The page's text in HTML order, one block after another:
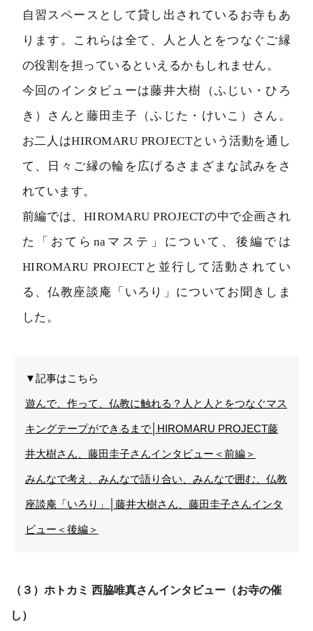
自習スペースとして貸し出されているお寺もあ
ります。これらは全て、人と人とをつなぐご縁
の役割を担っているといえるかもしれません。
今回のインタビューは藤井大樹（ふじい・ひろ
き）さんと藤田圭子（ふじた・けいこ）さん。
お二人はHIROMARU PROJECTという活動を通し
て、日々ご縁の輪を広げるさまざまな試みをさ
れています。
前編では、HIROMARU PROJECTの中で企画され
た「おてらnaマステ」について、後編では
HIROMARU PROJECTと並行して活動されてい
る、仏教座談庵「いろり」についてお聞きしま
した。
▼記事はこちら
遊んで、作って、仏教に触れる？人と人とをつなぐマス
キングテープができるまで│HIROMARU PROJECT藤
井大樹さん、藤田圭子さんインタビュー＜前編＞
みんなで考え、みんなで語り合い、みんなで囲む、仏教
座談庵「いろり」│藤井大樹さん、藤田圭子さんインタ
ビュー＜後編＞
（３）ホトカミ 西脇唯真さんインタビュー（お寺の催
し）